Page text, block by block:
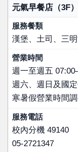
店家名稱
服務餐類
營業時間
服務電話
元氣早餐店（3F）
漢堡、土司、三
週一至週五
週六、週日及國
寒暑假營業時間
校內分機 49140
05-2721347